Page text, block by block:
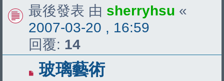
最後發表 由 sherryhsu «
2007-03-20 , 16:59
回覆: 14
玻璃藝術